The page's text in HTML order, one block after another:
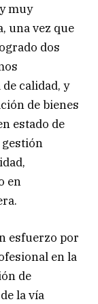
muy
una vez que
dos
calidad, y
de bienes
estado de
gestión
en
esfuerzo por
en la
de
la vía